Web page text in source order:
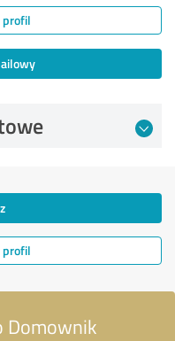
profil
profil
Domownik